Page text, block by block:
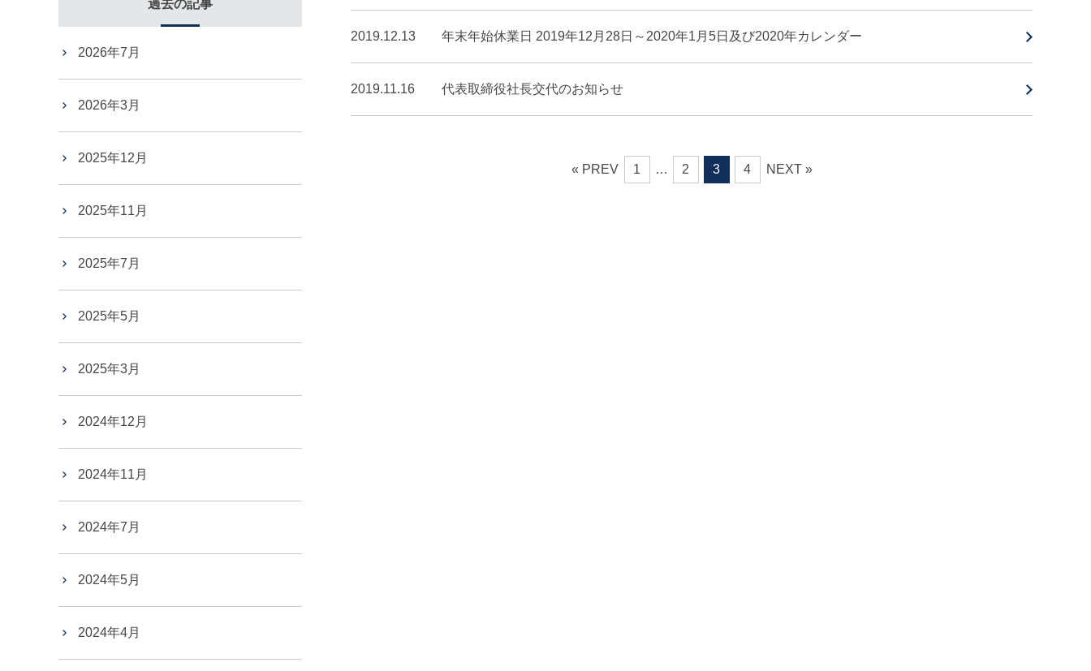
2019.12.13 年末年始休業日 2019年12月28日～2020年1月5日及び2020年カレンダー
2019.11.16 代表取締役社長交代のお知らせ
« PREV 1 … 2 3 4 NEXT »
過去の記事
2026年7月
2026年3月
2025年12月
2025年11月
2025年7月
2025年5月
2025年3月
2024年12月
2024年11月
2024年7月
2024年5月
2024年4月